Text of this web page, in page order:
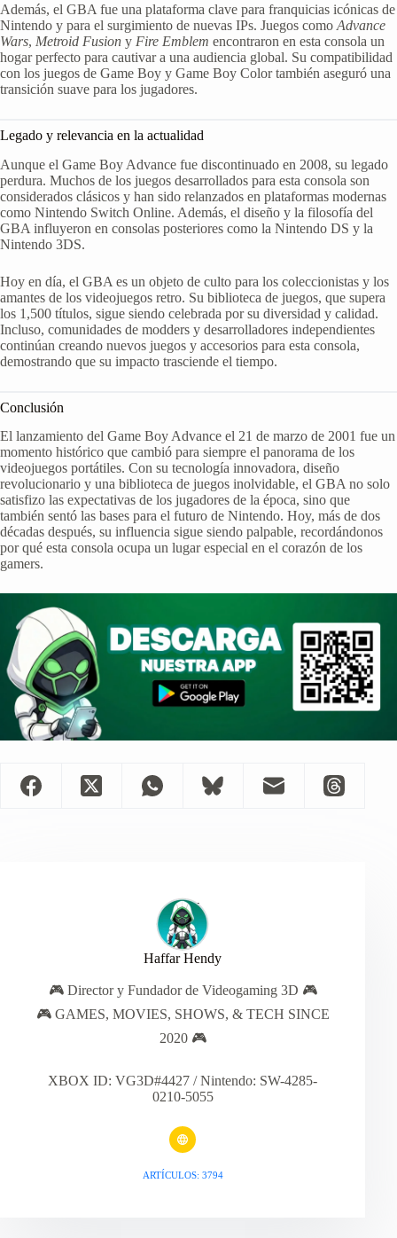
Además, el GBA fue una plataforma clave para franquicias icónicas de
Nintendo y para el surgimiento de nuevas IPs. Juegos como Advance
Wars, Metroid Fusion y Fire Emblem encontraron en esta consola un
hogar perfecto para cautivar a una audiencia global. Su compatibilidad
con los juegos de Game Boy y Game Boy Color también aseguró una
transición suave para los jugadores.
Legado y relevancia en la actualidad
Aunque el Game Boy Advance fue discontinuado en 2008, su legado
perdura. Muchos de los juegos desarrollados para esta consola son
considerados clásicos y han sido relanzados en plataformas modernas
como Nintendo Switch Online. Además, el diseño y la filosofía del
GBA influyeron en consolas posteriores como la Nintendo DS y la
Nintendo 3DS.
Hoy en día, el GBA es un objeto de culto para los coleccionistas y los
amantes de los videojuegos retro. Su biblioteca de juegos, que supera
los 1,500 títulos, sigue siendo celebrada por su diversidad y calidad.
Incluso, comunidades de modders y desarrolladores independientes
continúan creando nuevos juegos y accesorios para esta consola,
demostrando que su impacto trasciende el tiempo.
Conclusión
El lanzamiento del Game Boy Advance el 21 de marzo de 2001 fue un
momento histórico que cambió para siempre el panorama de los
videojuegos portátiles. Con su tecnología innovadora, diseño
revolucionario y una biblioteca de juegos inolvidable, el GBA no solo
satisfizo las expectativas de los jugadores de la época, sino que
también sentó las bases para el futuro de Nintendo. Hoy, más de dos
décadas después, su influencia sigue siendo palpable, recordándonos
por qué esta consola ocupa un lugar especial en el corazón de los
gamers.
Haffar Hendy
🎮 Director y Fundador de Videogaming 3D 🎮
🎮 GAMES, MOVIES, SHOWS, & TECH SINCE
2020 🎮
XBOX ID: VG3D#4427 / Nintendo: SW-4285-
0210-5055
ARTÍCULOS: 3794